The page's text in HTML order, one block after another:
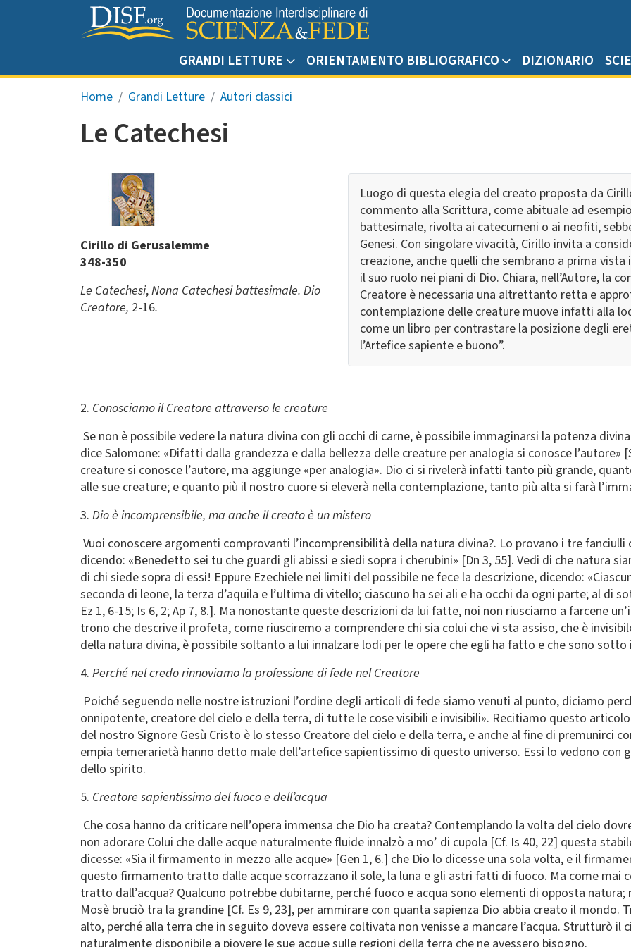
Salta al contenuto principale
GRANDI LETTURE ORIENTAMENTO BIBLIOGRAFICO DIZIONARIO
Briciole di pane
Home Grandi Letture Autori classici
Le Catechesi
Cirillo di Gerusalemme
348-350
Le Catechesi,Nona Catechesi battesimale. Dio
Creatore, 2-16.
Luogo di questa elegia del creato proposta da
commento alla Scrittura, come abituale ad
battesimale, rivolta ai catecumeni o ai neofiti,
Genesi. Con singolare vivacità, Cirillo invita a
creazione, anche quelli che sembrano a prima
il suo ruolo nei piani di Dio. Chiara, nell’Autore, la
Creatore è necessaria una altrettanto retta e
contemplazione delle creature muove infatti alla
come un libro per contrastare la posizione degli
l’Artefice sapiente e buono”.
2. Conosciamo il Creatore attraverso le creature
Se non è possibile vedere la natura divina con gli occhi di carne, è possibile immaginarsi la potenza
dice Salomone: «Difatti dalla grandezza e dalla bellezza delle creature per analogia si conosce l’autore»
creature si conosce l’autore, ma aggiunge «per analogia». Dio ci si rivelerà infatti tanto più grande,
alle sue creature; e quanto più il nostro cuore si eleverà nella contemplazione, tanto più alta si farà
3. Dio è incomprensibile, ma anche il creato è un mistero
Vuoi conoscere argomenti comprovanti l’incomprensibilità della natura divina?. Lo provano i tre
dicendo: «Benedetto sei tu che guardi gli abissi e siedi sopra i cherubini» [Dn 3, 55]. Vedi di che natura
di chi siede sopra di essi! Eppure Ezechiele nei limiti del possibile ne fece la descrizione, dicendo:
seconda di leone, la terza d’aquila e l’ultima di vitello; ciascuno ha sei ali e ha occhi da ogni parte; al di
Ez 1, 6-15; Is 6, 2; Ap 7, 8.]. Ma nonostante queste descrizioni da lui fatte, noi non riusciamo a farcene
trono che descrive il profeta, come riusciremo a comprendere chi sia colui che vi sta assiso, che è
della natura divina, è possibile soltanto a lui innalzare lodi per le opere che egli ha fatto e che sono
4. Perché nel credo rinnoviamo la professione di fede nel Creatore
Poiché seguendo nelle nostre istruzioni l’ordine degli articoli di fede siamo venuti al punto, diciamo
onnipotente, creatore del cielo e della terra, di tutte le cose visibili e invisibili». Recitiamo questo
del nostro Signore Gesù Cristo è lo stesso Creatore del cielo e della terra, e anche al fine di premunirci
empia temerarietà hanno detto male dell’artefice sapientissimo di questo universo. Essi lo vedono con
dello spirito.
5. Creatore sapientissimo del fuoco e dell’acqua
Che cosa hanno da criticare nell’opera immensa che Dio ha creata? Contemplando la volta del cielo
non adorare Colui che dalle acque naturalmente fluide innalzò a mo’ di cupola [Cf. Is 40, 22] questa
dicesse: «Sia il firmamento in mezzo alle acque» [Gen 1, 6.] che Dio lo dicesse una sola volta, e il
questo firmamento tratto dalle acque scorrazzano il sole, la luna e gli astri fatti di fuoco. Ma come mai
tratto dall’acqua? Qualcuno potrebbe dubitarne, perché fuoco e acqua sono elementi di opposta
Mosè bruciò tra la grandine [Cf. Es 9, 23], per ammirare con quanta sapienza Dio abbia creato il mondo.
alto, perché alla terra che in seguito doveva essere coltivata non venisse a mancare l’acqua. Strutturò il